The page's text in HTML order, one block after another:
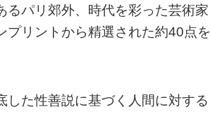
るパリ郊外、時代を彩った芸術家
プリントから精選された約40点を
した性善説に基づく人間に対する